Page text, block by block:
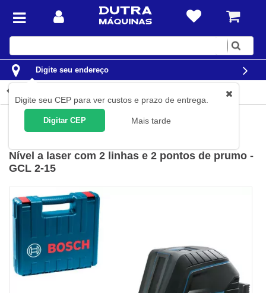
Digite
Digite seu endereço
Digite seu CEP para ver custos e prazo de entrega.
Digitar CEP Mais tarde
Construção Civil Níveis e Trenas Níveis à Laser
Nível a laser com 2 linhas e 2 pontos de prumo -
GCL 2-15